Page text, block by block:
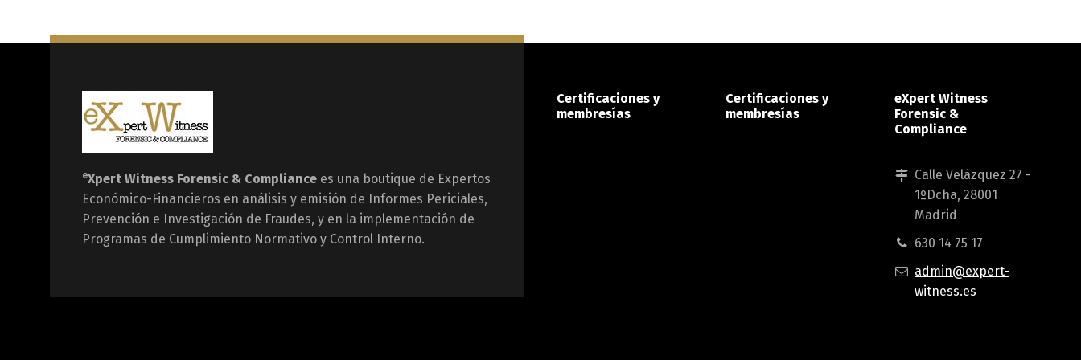
eXpert Witness Forensic & Compliance es una boutique de Expertos
Económico-Financieros en análisis y emisión de Informes Periciales,
Prevención e Investigación de Fraudes, y en la implementación de
Programas de Cumplimiento Normativo y Control Interno.
Certificaciones y
membresías
Certificaciones y
membresías
eXpert Witness
Forensic &
Compliance
Calle Velázquez 27 -
1ºDcha, 28001
Madrid
630 14 75 17
admin@expert-
witness.es